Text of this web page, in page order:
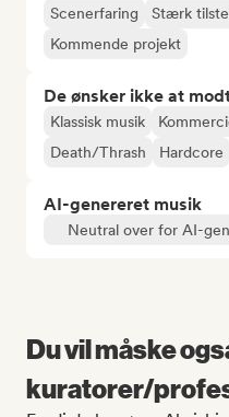
Scenerfaring
Stærk
Kommende projekt
De ønsker ikke at
Klassisk musik
Death/Thrash
Hardcore
AI-genereret musik
Neutral over for AI-
Du vil måske
kuratorer/